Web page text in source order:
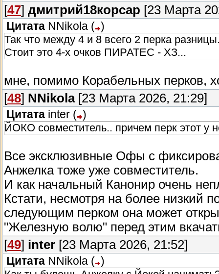
[47] дмитрий18корсар [23 Марта
Цитата NNikola ( )
Так что между 4 и 8 всего 2 перка
Стоит это 4-х очков ПИРАТЕС - ХЗ...
мне, помимо Корабельных перков,
[48] NNikola[23 Марта 2026, 21:29]
Цитата inter ( )
ЙОКО совместитель.. причем перк этот у
Все эксклюзивные Офы с
Анжелка тоже уже совместитель.
И как начальный Канонир очень
Кстати, несмотря на более низкий
следующим перком она может
"Железную волю" перед этим
[49] inter [23 Марта 2026, 21:52]
Цитата NNikola ( )